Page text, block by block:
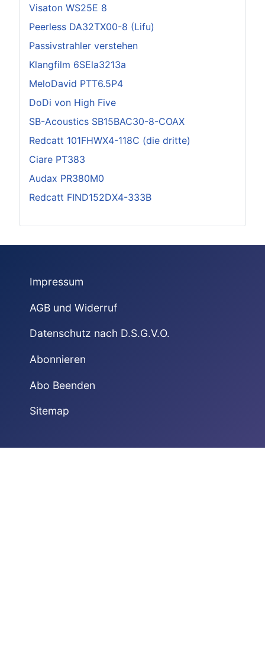
Visaton WS25E 8
Peerless DA32TX00-8 (Lifu)
Passivstrahler verstehen
Klangfilm 6SEla3213a
MeloDavid PTT6.5P4
DoDi von High Five
SB-Acoustics SB15BAC30-8-COAX
Redcatt 101FHWX4-118C (die dritte)
Ciare PT383
Audax PR380M0
Redcatt FIND152DX4-333B
Impressum
AGB und Widerruf
Datenschutz nach D.S.G.V.O.
Abonnieren
Abo Beenden
Sitemap